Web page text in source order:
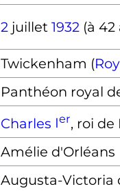
2 juillet 1932 (à 42
Twickenham (
Panthéon royal
Charles Ier, roi
Amélie d'Orléans
Augusta-Victoria